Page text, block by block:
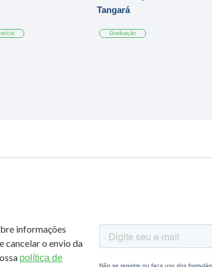
Tangará
Graduação
informações
cancelar o envio da
política de